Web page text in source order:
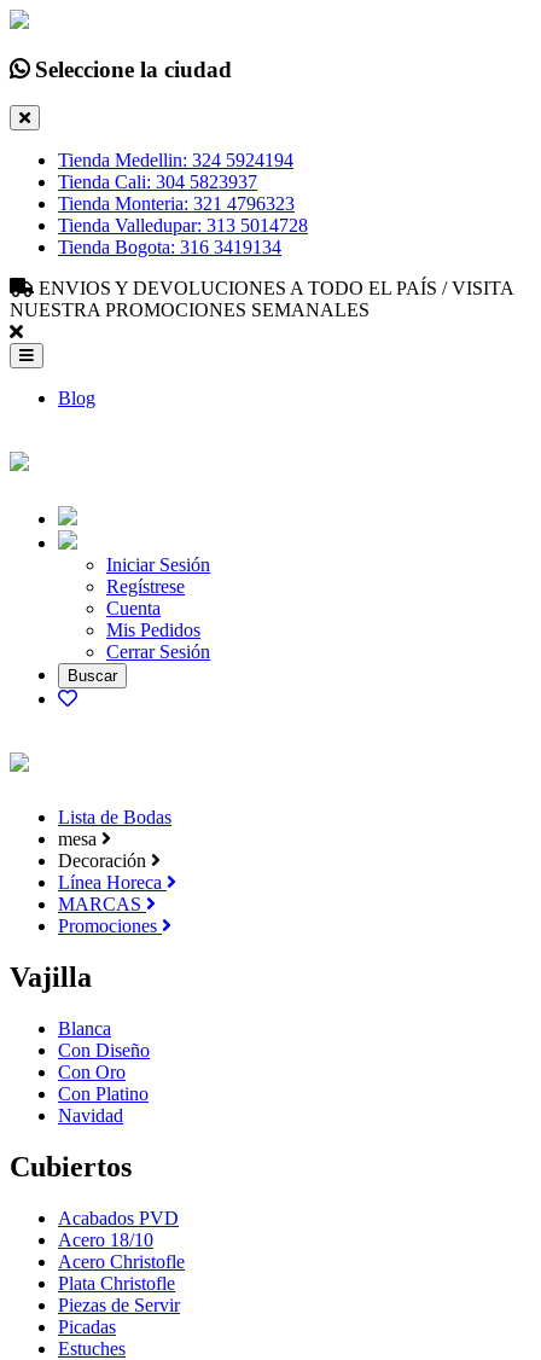
Seleccione la ciudad
Tienda Medellin: 324 5924194
Tienda Cali: 304 5823937
Tienda Monteria: 321 4796323
Tienda Valledupar: 313 5014728
Tienda Bogota: 316 3419134
ENVIOS Y DEVOLUCIONES A TODO EL PAÍS / VISITA
NUESTRA PROMOCIONES SEMANALES
Blog
Iniciar Sesión
Regístrese
Cuenta
Mis Pedidos
Cerrar Sesión
Lista de Bodas
mesa
Decoración
Línea Horeca
MARCAS
Promociones
Vajilla
Blanca
Con Diseño
Con Oro
Con Platino
Navidad
Cubiertos
Acabados PVD
Acero 18/10
Acero Christofle
Plata Christofle
Piezas de Servir
Picadas
Estuches